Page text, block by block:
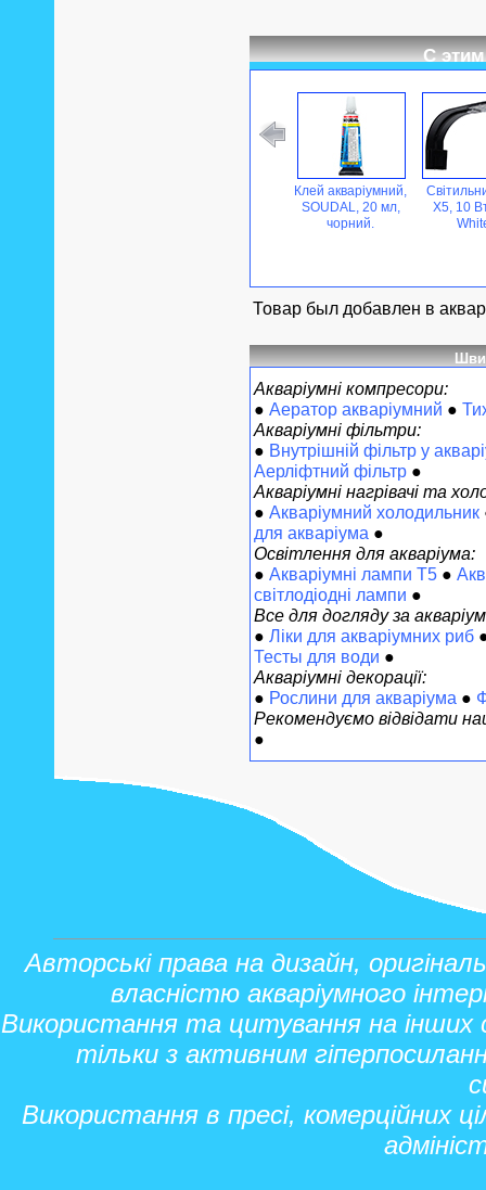
С
Клей акваріумний,
SOUDAL, 20 мл,
чорний.
X5, 10
Товар был добавлен в
Акваріумні компресори:
● Аератор акваріумний ●
Акваріумні фільтри:
● Внутрішній фільтр у
Аерліфтний фільтр ●
Акваріумні нагрівачі та
● Акваріумний холодильник
для акваріума ●
Освітлення для акваріума:
● Акваріумні лампи Т5 ●
світлодіодні лампи ●
Все для догляду за
● Ліки для акваріумних риб
Тесты для води ●
Акваріумні декорації:
● Рослини для акваріума ●
Рекомендуємо відвідати
●
Авторські права на дизайн,
власністю акваріумного
Використання та цитування на інших
тільки з активним
Використання в пресі, комерційних